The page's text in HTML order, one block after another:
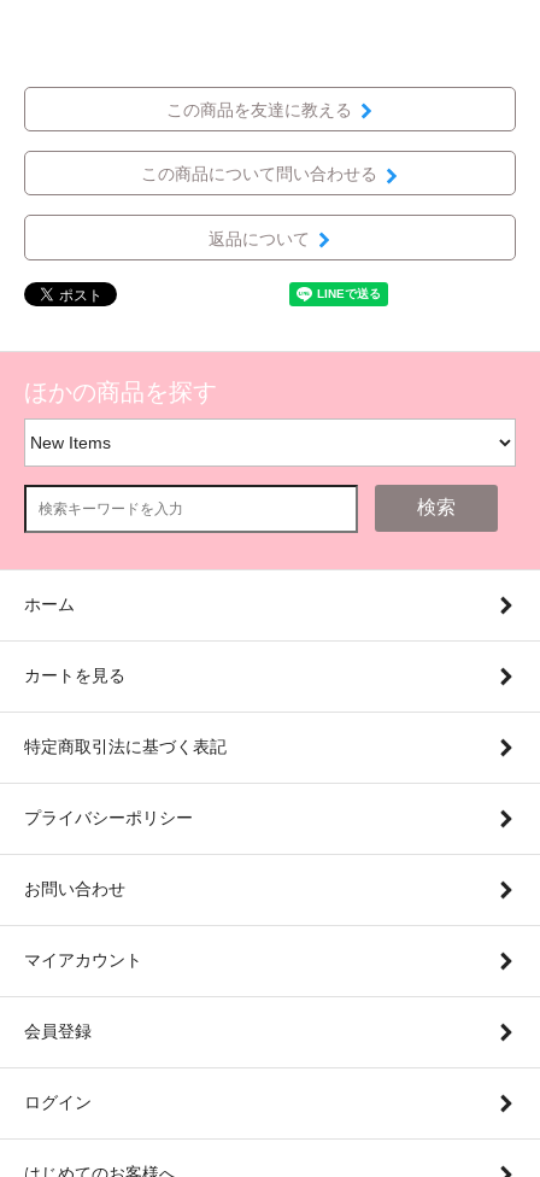
この商品を友達に教える
この商品について問い合わせる
返品について
ほかの商品を探す
検索
ホーム
カートを見る
特定商取引法に基づく表記
プライバシーポリシー
お問い合わせ
マイアカウント
会員登録
ログイン
はじめてのお客様へ